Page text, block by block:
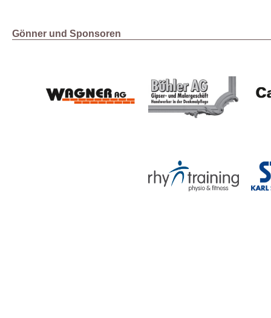
Gönner und Sponsoren